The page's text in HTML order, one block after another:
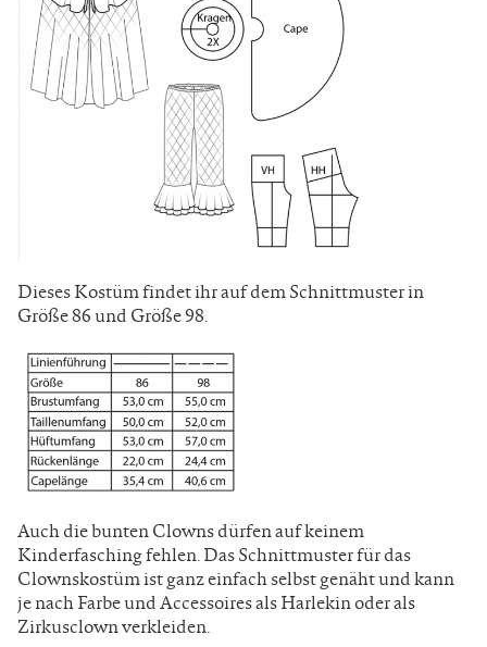
Dieses Kostüm findet ihr auf dem Schnittmuster in
Größe 86 und Größe 98.
Auch die bunten Clowns dürfen auf keinem
Kinderfasching fehlen. Das Schnittmuster für das
Clownskostüm ist ganz einfach selbst genäht und kann
je nach Farbe und Accessoires als Harlekin oder als
Zirkusclown verkleiden.